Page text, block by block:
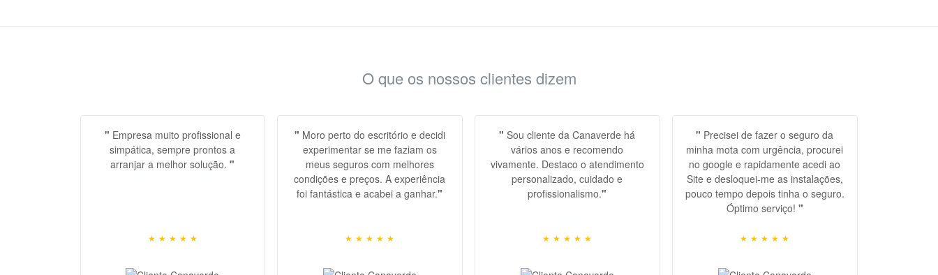
O que os nossos clientes dizem
" Empresa muito profissional e
simpática, sempre prontos a
arranjar a melhor solução."
★ ★ ★ ★ ★
" Moro perto do escritório e decidi
experimentar se me faziam os
meus seguros com melhores
condições e preços. A experiência
foi fantástica e acabei a ganhar."
★ ★ ★ ★ ★
" Sou cliente da Canaverde há
vários anos e recomendo
vivamente. Destaco o atendimento
personalizado, cuidado e
profissionalismo."
★ ★ ★ ★ ★
" Precisei de fazer o seguro da
minha mota com urgência, procurei
no google e rapidamente acedi ao
Site e desloquei-me as instalações,
pouco tempo depois tinha o seguro.
Óptimo serviço! "
★ ★ ★ ★ ★